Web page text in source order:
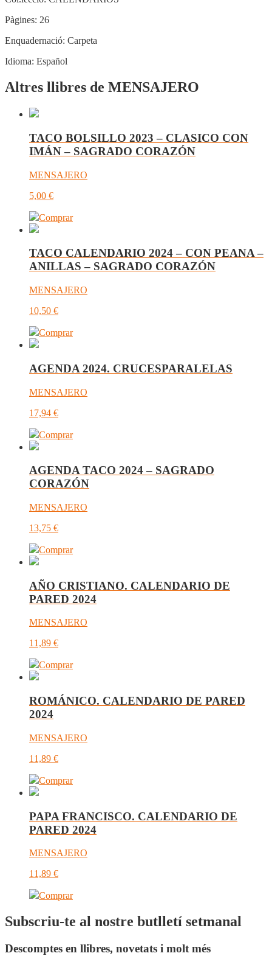
Pàgines: 26
Enquadernació: Carpeta
Idioma: Español
Altres llibres de MENSAJERO
TACO BOLSILLO 2023 – CLASICO CON
IMÁN – SAGRADO CORAZÓN
MENSAJERO
5,00 €
Comprar
TACO CALENDARIO 2024 – CON PEANA –
ANILLAS – SAGRADO CORAZÓN
MENSAJERO
10,50 €
Comprar
AGENDA 2024. CRUCESPARALELAS
MENSAJERO
17,94 €
Comprar
AGENDA TACO 2024 – SAGRADO
CORAZÓN
MENSAJERO
13,75 €
Comprar
AÑO CRISTIANO. CALENDARIO DE
PARED 2024
MENSAJERO
11,89 €
Comprar
ROMÁNICO. CALENDARIO DE PARED
2024
MENSAJERO
11,89 €
Comprar
PAPA FRANCISCO. CALENDARIO DE
PARED 2024
MENSAJERO
11,89 €
Comprar
Subscriu-te al nostre butlletí setmanal
Descomptes en llibres, novetats i molt més